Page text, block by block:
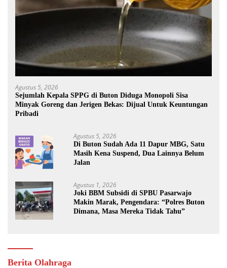
Agustus 5, 2026
Sejumlah Kepala SPPG di Buton Diduga Monopoli Sisa
Minyak Goreng dan Jerigen Bekas: Dijual Untuk Keuntungan
Pribadi
Agustus 5, 2026
Di Buton Sudah Ada 11 Dapur MBG, Satu
Masih Kena Suspend, Dua Lainnya Belum
Jalan
Agustus 1, 2026
Joki BBM Subsidi di SPBU Pasarwajo
Makin Marak, Pengendara: “Polres Buton
Dimana, Masa Mereka Tidak Tahu”
Berita Olahraga